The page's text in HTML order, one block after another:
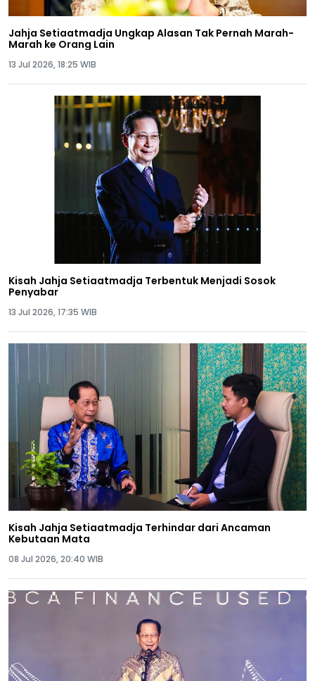
Jahja Setiaatmadja Ungkap Alasan Tak Pernah Marah-
Marah ke Orang Lain
13 Jul 2026, 18:25 WIB
Kisah Jahja Setiaatmadja Terbentuk Menjadi Sosok
Penyabar
13 Jul 2026, 17:35 WIB
Kisah Jahja Setiaatmadja Terhindar dari Ancaman
Kebutaan Mata
08 Jul 2026, 20:40 WIB